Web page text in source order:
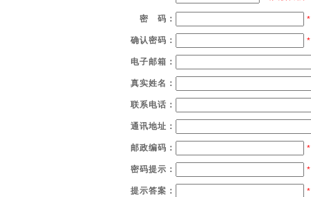
密 码： *
确认密码： *
电子邮箱：
真实姓名：
联系电话：
通讯地址：
邮政编码： *
密码提示： *
提示答案： *